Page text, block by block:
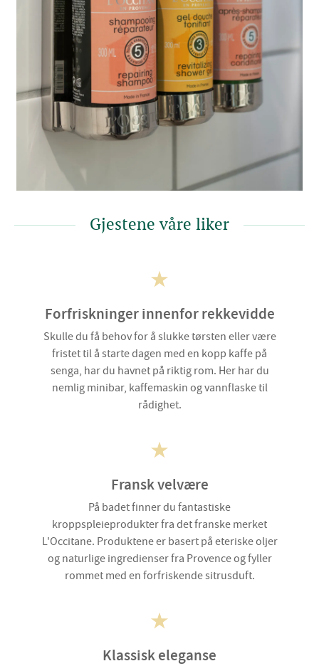
Gjestene våre liker
Forfriskninger innenfor rekkevidde
Skulle du få behov for å slukke tørsten eller være
fristet til å starte dagen med en kopp kaffe på
senga, har du havnet på riktig rom. Her har du
nemlig minibar, kaffemaskin og vannflaske til
rådighet.
Fransk velvære
På badet finner du fantastiske
kroppspleieprodukter fra det franske merket
L'Occitane. Produktene er basert på eteriske oljer
og naturlige ingredienser fra Provence og fyller
rommet med en forfriskende sitrusduft.
Klassisk eleganse